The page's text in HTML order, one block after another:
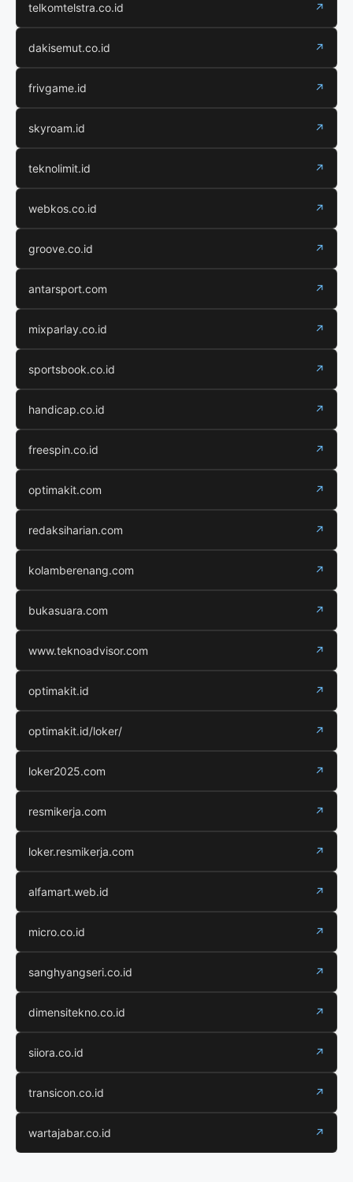
telkomtelstra.co.id ↗
dakisemut.co.id ↗
frivgame.id ↗
skyroam.id ↗
teknolimit.id ↗
webkos.co.id ↗
groove.co.id ↗
antarsport.com ↗
mixparlay.co.id ↗
sportsbook.co.id ↗
handicap.co.id ↗
freespin.co.id ↗
optimakit.com ↗
redaksiharian.com ↗
kolamberenang.com ↗
bukasuara.com ↗
www.teknoadvisor.com ↗
optimakit.id ↗
optimakit.id/loker/ ↗
loker2025.com ↗
resmikerja.com ↗
loker.resmikerja.com ↗
alfamart.web.id ↗
micro.co.id ↗
sanghyangseri.co.id ↗
dimensitekno.co.id ↗
siiora.co.id ↗
transicon.co.id ↗
wartajabar.co.id ↗